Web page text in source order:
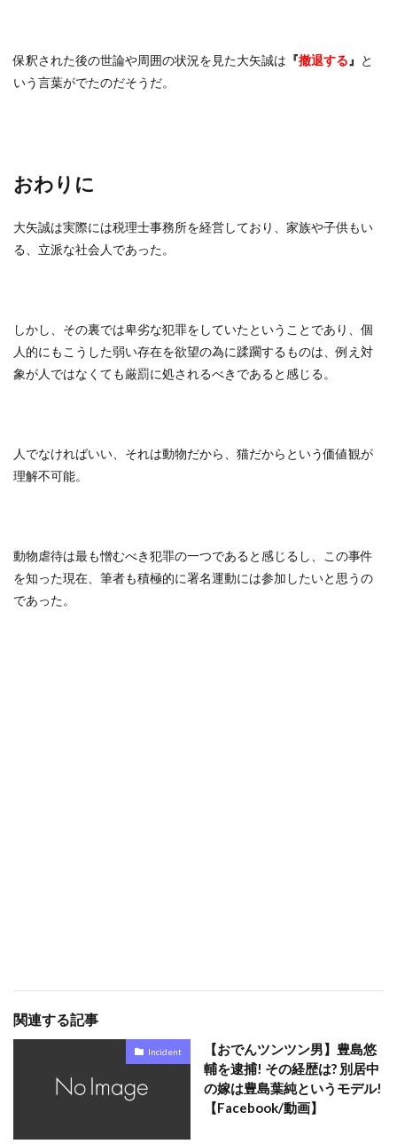
保釈された後の世論や周囲の状況を見た大矢誠は 『撤退する 』 と
いう言葉がでたのだそうだ。
おわりに
大矢誠は実際には税理士事務所を経営しており、家族や子供もい
る、立派な社会人であった。
しかし、その裏では卑劣な犯罪をしていたということであり、個
人的にもこうした弱い存在を欲望の為に蹂躙するものは、例え対
象が人ではなくても厳罰に処されるべきであると感じる。
人でなければいい、それは動物だから、猫だからという価値観が
理解不可能。
動物虐待は最も憎むべき犯罪の一つであると感じるし、この事件
を知った現在、筆者も積極的に署名運動には参加したいと思うの
であった。
関連する記事
Incident
【おでんツンツン男】豊島悠
輔を逮捕! その経歴は? 別居中
の嫁は豊島葉純というモデル!
【Facebook/動画】